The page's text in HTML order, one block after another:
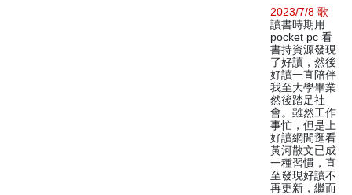
2023/7/8 歌
讀書時期用
pocket pc 看
書持資源發現
了好讀，然後
好讀一直陪伴
我至大學畢業
然後踏足社
會。雖然工作
事忙，但是上
好讀網閒逛看
黃河散文已成
一種習慣，直
至發現好讀不
再更新，繼而